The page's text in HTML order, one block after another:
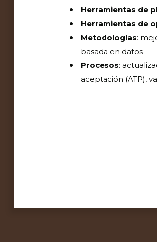
Herramientas de
Herramientas de
Metodologías:
basada en datos
Procesos:
aceptación (ATP),